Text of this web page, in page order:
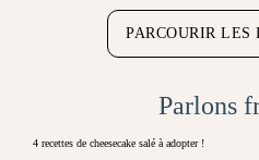
PARCOURIR LES
Parlons
4 recettes de cheesecake salé à adopter !